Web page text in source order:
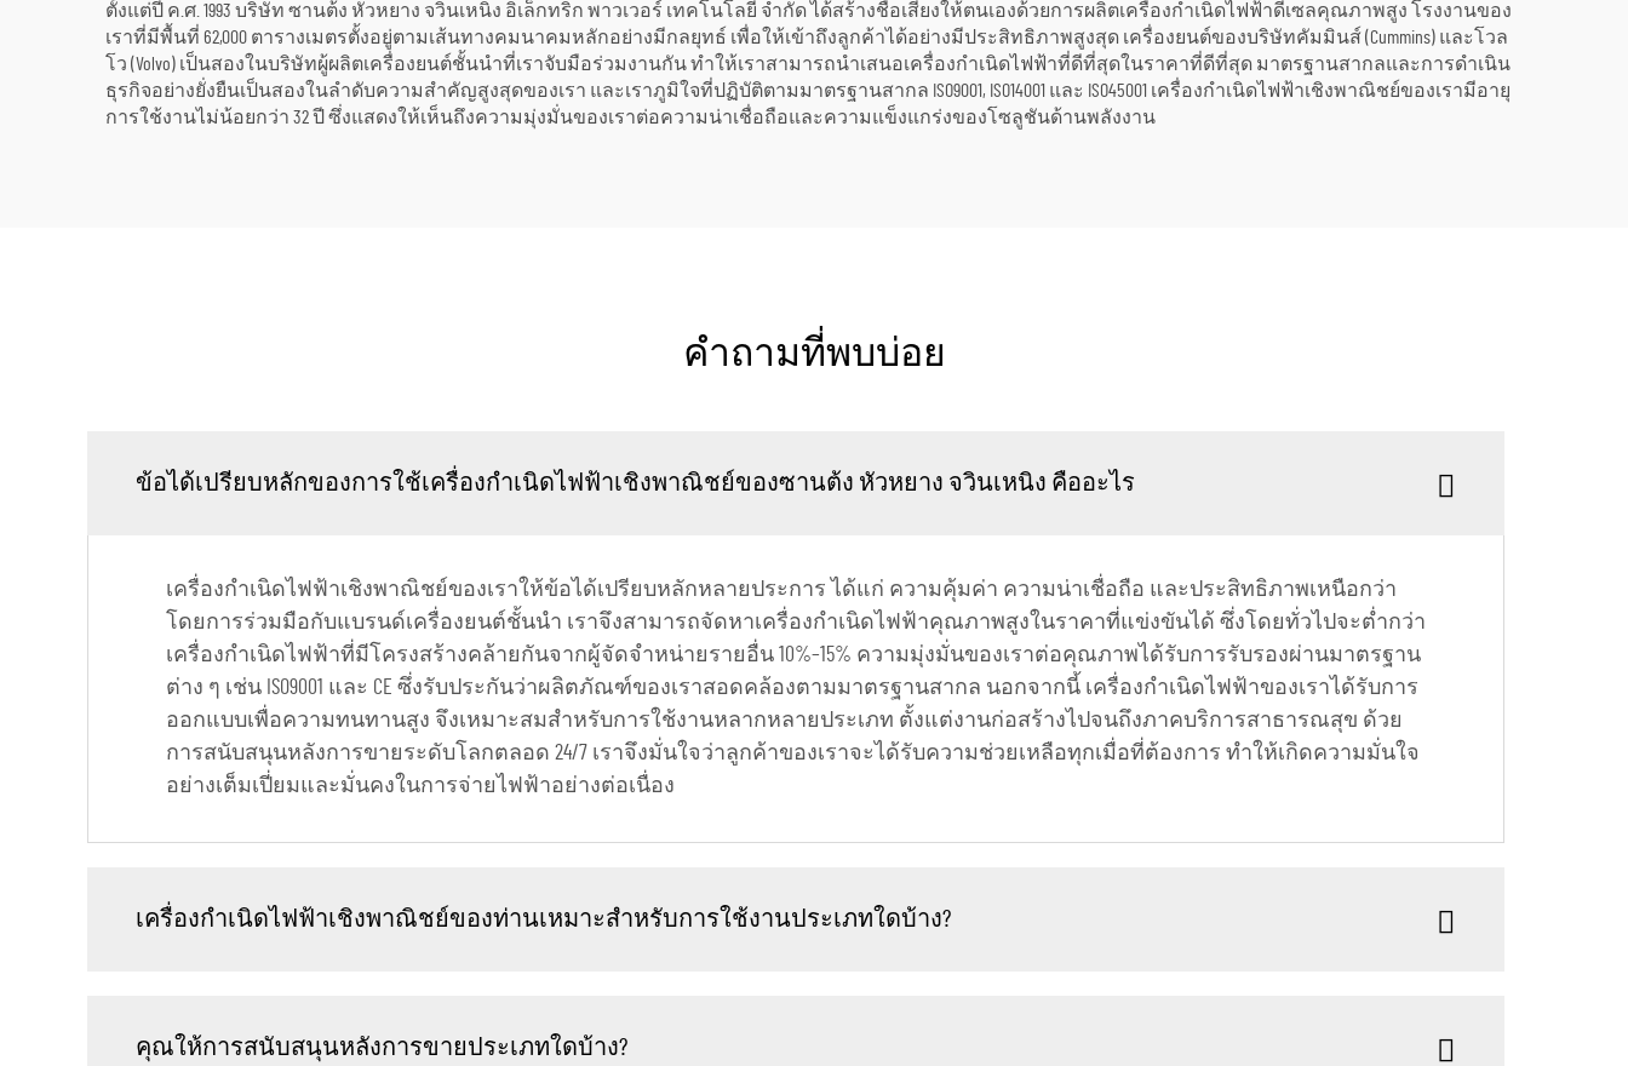
ตั้งแต่ปี ค.ศ. 1993 บริษัท ซานต้ง หัวหยาง จวินเหนิง อิเล็กทริก พาวเวอร์ เทคโนโลยี จำกัด ได้สร้างชื่อเสียงให้ตนเองด้วยการผลิตเครื่องกำเนิดไฟฟ้าดีเซลคุณภาพสูง โรงงานของ
เราที่มีพื้นที่ 62,000 ตารางเมตรตั้งอยู่ตามเส้นทางคมนาคมหลักอย่างมีกลยุทธ์ เพื่อให้เข้าถึงลูกค้าได้อย่างมีประสิทธิภาพสูงสุด เครื่องยนต์ของบริษัทคัมมินส์ (Cummins) และโวล
โว (Volvo) เป็นสองในบริษัทผู้ผลิตเครื่องยนต์ชั้นนำที่เราจับมือร่วมงานกัน ทำให้เราสามารถนำเสนอเครื่องกำเนิดไฟฟ้าที่ดีที่สุดในราคาที่ดีที่สุด มาตรฐานสากลและการดำเนิน
ธุรกิจอย่างยั่งยืนเป็นสองในลำดับความสำคัญสูงสุดของเรา และเราภูมิใจที่ปฏิบัติตามมาตรฐานสากล ISO9001, ISO14001 และ ISO45001 เครื่องกำเนิดไฟฟ้าเชิงพาณิชย์ของเรามีอายุ
การใช้งานไม่น้อยกว่า 32 ปี ซึ่งแสดงให้เห็นถึงความมุ่งมั่นของเราต่อความน่าเชื่อถือและความแข็งแกร่งของโซลูชันด้านพลังงาน
คำถามที่พบบ่อย
ข้อได้เปรียบหลักของการใช้เครื่องกำเนิดไฟฟ้าเชิงพาณิชย์ของซานต้ง หัวหยาง จวินเหนิง คืออะไร
เครื่องกำเนิดไฟฟ้าเชิงพาณิชย์ของเราให้ข้อได้เปรียบหลักหลายประการ ได้แก่ ความคุ้มค่า ความน่าเชื่อถือ และประสิทธิภาพเหนือกว่า
โดยการร่วมมือกับแบรนด์เครื่องยนต์ชั้นนำ เราจึงสามารถจัดหาเครื่องกำเนิดไฟฟ้าคุณภาพสูงในราคาที่แข่งขันได้ ซึ่งโดยทั่วไปจะต่ำกว่า
เครื่องกำเนิดไฟฟ้าที่มีโครงสร้างคล้ายกันจากผู้จัดจำหน่ายรายอื่น 10%–15% ความมุ่งมั่นของเราต่อคุณภาพได้รับการรับรองผ่านมาตรฐาน
ต่าง ๆ เช่น ISO9001 และ CE ซึ่งรับประกันว่าผลิตภัณฑ์ของเราสอดคล้องตามมาตรฐานสากล นอกจากนี้ เครื่องกำเนิดไฟฟ้าของเราได้รับการ
ออกแบบเพื่อความทนทานสูง จึงเหมาะสมสำหรับการใช้งานหลากหลายประเภท ตั้งแต่งานก่อสร้างไปจนถึงภาคบริการสาธารณสุข ด้วย
การสนับสนุนหลังการขายระดับโลกตลอด 24/7 เราจึงมั่นใจว่าลูกค้าของเราจะได้รับความช่วยเหลือทุกเมื่อที่ต้องการ ทำให้เกิดความมั่นใจ
อย่างเต็มเปี่ยมและมั่นคงในการจ่ายไฟฟ้าอย่างต่อเนื่อง
เครื่องกำเนิดไฟฟ้าเชิงพาณิชย์ของท่านเหมาะสำหรับการใช้งานประเภทใดบ้าง?
คุณให้การสนับสนุนหลังการขายประเภทใดบ้าง?